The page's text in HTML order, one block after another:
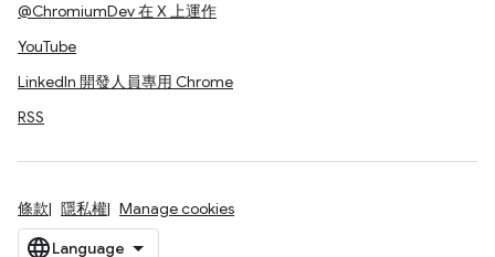
@ChromiumDev 在 X 上運作
YouTube
LinkedIn 開發人員專用 Chrome
RSS
條款 隱私權 Manage cookies